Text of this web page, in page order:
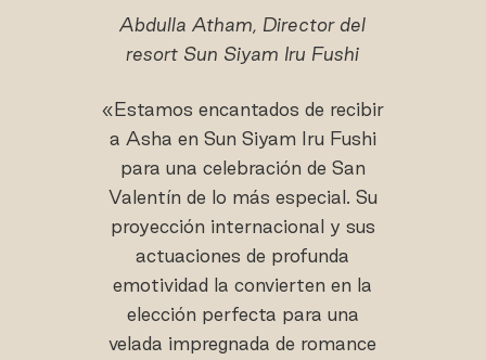
Abdulla Atham, Director del
resort Sun Siyam Iru Fushi
«Estamos encantados de recibir
a Asha en Sun Siyam Iru Fushi
para una celebración de San
Valentín de lo más especial. Su
proyección internacional y sus
actuaciones de profunda
emotividad la convierten en la
elección perfecta para una
velada impregnada de romance